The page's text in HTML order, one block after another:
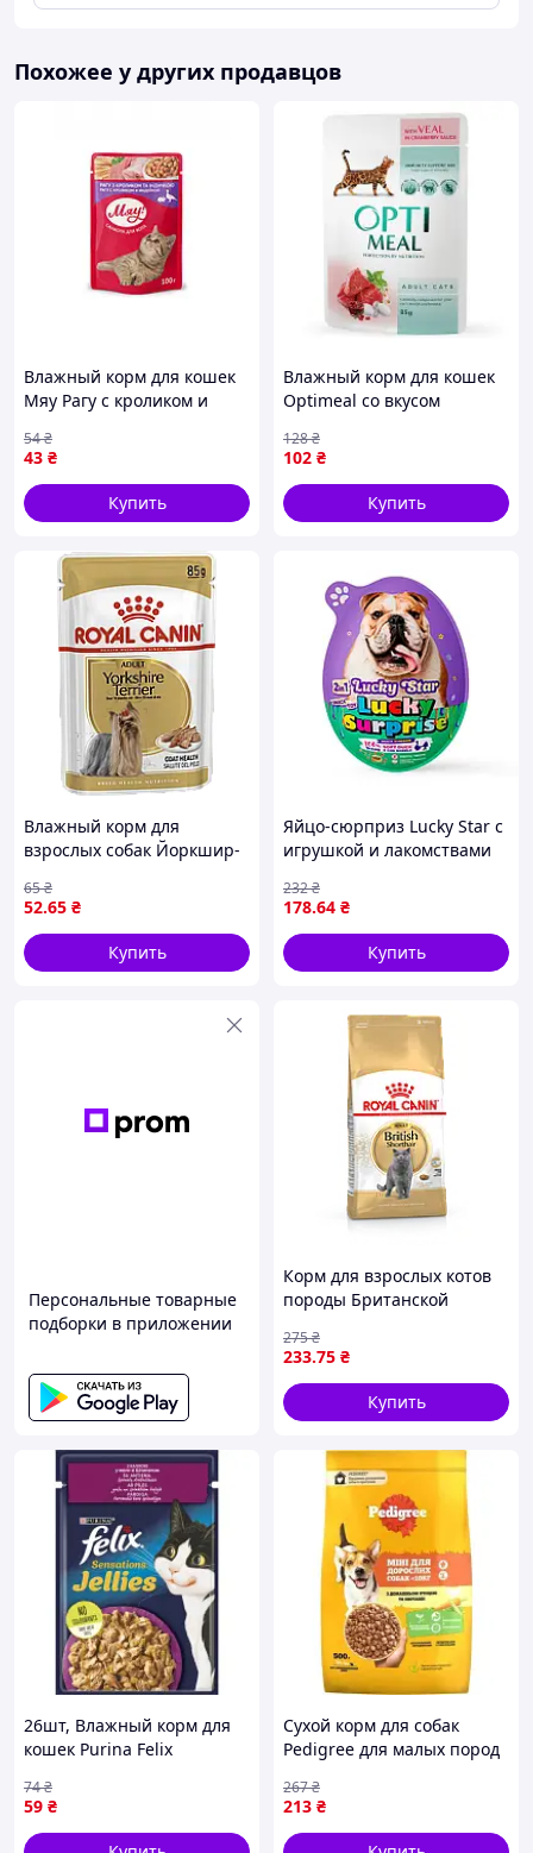
Похожее у других продавцов
Влажный корм для кошек
Мяу Рагу с кроликом и
43 ₴
54₴
Купить
Влажный корм для кошек
Optimeal со вкусом
соусе 85 г (4820083905438)
(U0617881_BR)
102 ₴
128₴
Купить
Влажный корм для
взрослых собак Йоркшир-
YORKSHIRE ADULT 0.085 кг
52.65 ₴
65₴
Купить
Яйцо-сюрприз Lucky Star с
игрушкой и лакомствами
треской для собак
178.64 ₴
232₴
Купить
Персональные товарные
подборки в приложении
Корм для взрослых котов
породы Британской
CANIN BRITISH SHORTHAIR
ADULT 0.4 кг
233.75 ₴
275₴
Купить
26шт, Влажный корм для
кошек Purina Felix
шпинатом в желе 85 г
(7613039831281)-Гарантия!
59 ₴
74₴
Сухой корм для собак
Pedigree для малых пород
5998749143360 buzyna
213 ₴
267₴